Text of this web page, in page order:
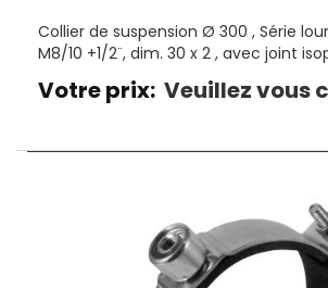
Collier de suspension Ø 300 , Série
M8/10 +1/2¨, dim. 30 x 2 , avec joint
Votre prix: Veuillez vous